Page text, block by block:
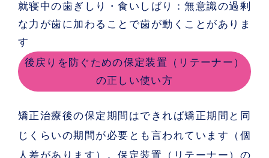
就寝中の歯ぎしり・食いしばり：無意識の過剰
な力が歯に加わることで歯が動くことがありま
す
後戻りを防ぐための保定装置（リテーナー）
の正しい使い方
矯正治療後の保定期間はできれば矯正期間と同
じくらいの期間が必要 とも言われています（個
人差があります）。保定装置（リテーナー）の